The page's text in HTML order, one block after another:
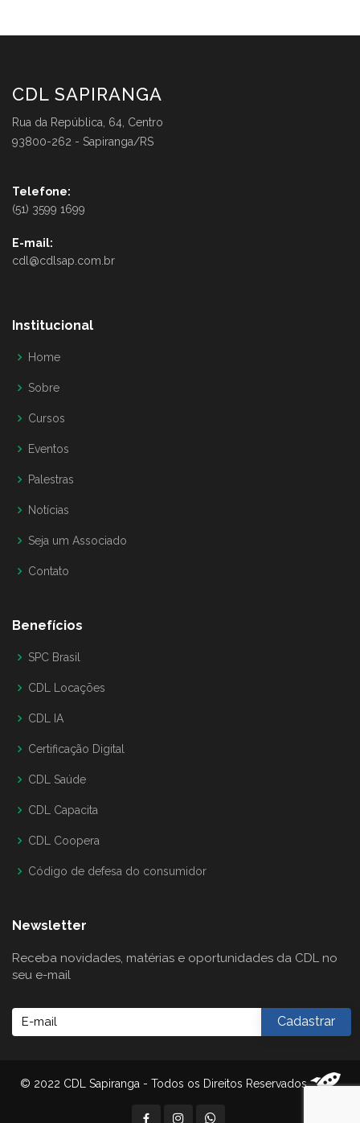
CDL SAPIRANGA
Rua da República, 64, Centro
93800-262 - Sapiranga/RS
Telefone:
(51) 3599 1699
E-mail:
cdl@cdlsap.com.br
Institucional
Home
Sobre
Cursos
Eventos
Palestras
Notícias
Seja um Associado
Contato
Benefícios
SPC Brasil
CDL Locações
CDL IA
Certificação Digital
CDL Saúde
CDL Capacita
CDL Coopera
Código de defesa do consumidor
Newsletter
Receba novidades, matérias e oportunidades da CDL no
seu e-mail
© 2022 CDL Sapiranga - Todos os Direitos Reservados